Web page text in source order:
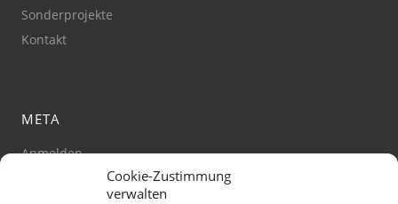
Cookie-Zustimmung
verwalten
Sonderprojekte
Kontakt
META
Anmelden